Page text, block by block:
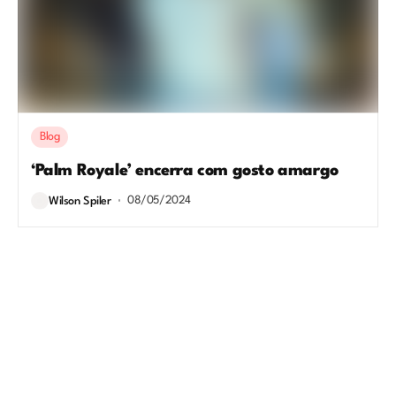
Blog
‘Palm Royale’ encerra com gosto amargo
Wilson Spiler 08/05/2024